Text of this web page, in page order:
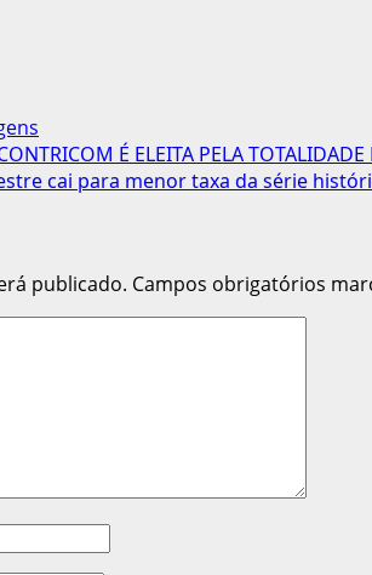
É ELEITA PELA TOTALIDADE
cai para menor taxa da série
publicado. Campos obrigatórios